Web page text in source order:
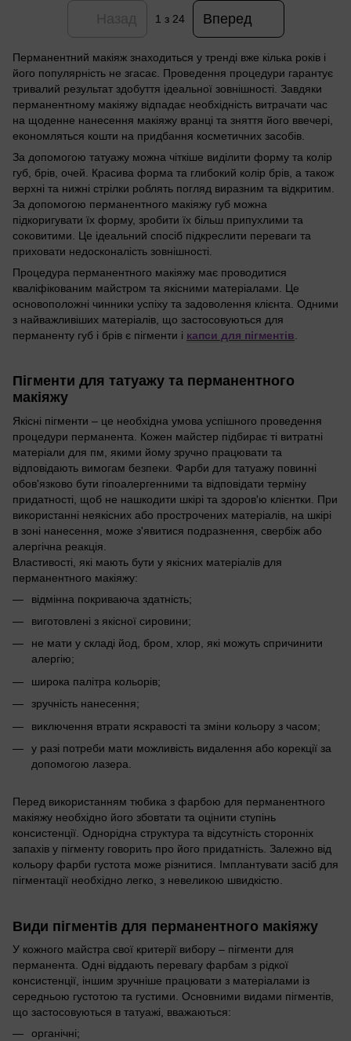
1 з 24 Вперед
Перманентний макіяж знаходиться у тренді вже кілька років і
його популярність не згасає. Проведення процедури гарантує
тривалий результат здобуття ідеальної зовнішності. Завдяки
перманентному макіяжу відпадає необхідність витрачати час
на щоденне нанесення макіяжу вранці та зняття його ввечері,
економляться кошти на придбання косметичних засобів.
За допомогою татуажу можна чіткіше виділити форму та колір
губ, брів, очей. Красива форма та глибокий колір брів, а також
верхні та нижні стрілки роблять погляд виразним та відкритим.
За допомогою перманентного макіяжу губ можна
підкоригувати їх форму, зробити їх більш припухлими та
соковитими. Це ідеальний спосіб підкреслити переваги та
приховати недосконалість зовнішності.
Процедура перманентного макіяжу має проводитися
кваліфікованим майстром та якісними матеріалами. Це
основоположні чинники успіху та задоволення клієнта. Одними
з найважливіших матеріалів, що застосовуються для
перманенту губ і брів є пігменти і капси для пігментів
Пігменти для татуажу та перманентного
макіяжу
Якісні пігменти – це необхідна умова успішного проведення
процедури перманента. Кожен майстер підбирає ті витратні
матеріали для пм, якими йому зручно працювати та
відповідають вимогам безпеки. Фарби для татуажу повинні
обов'язково бути гіпоалергенними та відповідати терміну
придатності, щоб не нашкодити шкірі та здоров'ю клієнтки. При
використанні неякісних або прострочених матеріалів, на шкірі
в зоні нанесення, може з'явитися подразнення, свербіж або
алергічна реакція.
Властивості, які мають бути у якісних матеріалів для
перманентного макіяжу:
відмінна покриваюча здатність;
виготовлені з якісної сировини;
не мати у складі йод, бром, хлор, які можуть спричинити
алергію;
широка палітра кольорів;
зручність нанесення;
виключення втрати яскравості та зміни кольору з часом;
у разі потреби мати можливість видалення або корекції за
допомогою лазера.
Перед використанням тюбика з фарбою для перманентного
макіяжу необхідно його збовтати та оцінити ступінь
консистенції. Однорідна структура та відсутність сторонніх
запахів у пігменту говорить про його придатність. Залежно від
кольору фарби густота може різнитися. Імплантувати засіб для
пігментації необхідно легко, з невеликою швидкістю.
Види пігментів для перманентного макіяжу
У кожного майстра свої критерії вибору – пігменти для
перманента. Одні віддають перевагу фарбам з рідкої
консистенції, іншим зручніше працювати з матеріалами із
середньою густотою та густими. Основними видами пігментів,
що застосовуються в татуажі, вважаються:
органічні;